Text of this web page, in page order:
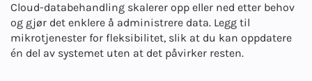
Cloud-databehandling skalerer opp eller ned etter behov
og gjør det enklere å administrere data. Legg til
mikrotjenester for fleksibilitet, slik at du kan oppdatere
én del av systemet uten at det påvirker resten.